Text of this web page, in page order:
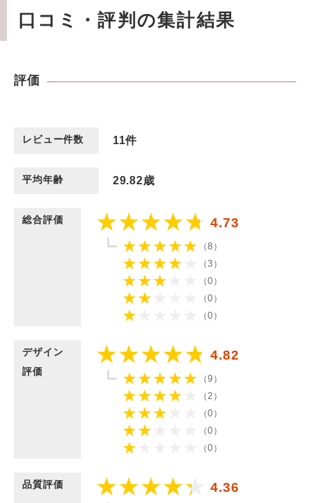
口コミ・評判の集計結果
評価
レビュー件数 11件
平均年齢 29.82歳
総合評価 4.73
（8）
（3）
（0）
（0）
（0）
デザイン
評価
4.82
（9）
（2）
（0）
（0）
（0）
品質評価 4.36